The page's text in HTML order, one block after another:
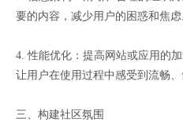
要的内容，减少用户的困惑和焦虑
4. 性能优化：提高网站或应用的
让用户在使用过程中感受到流畅、
三、构建社区氛围